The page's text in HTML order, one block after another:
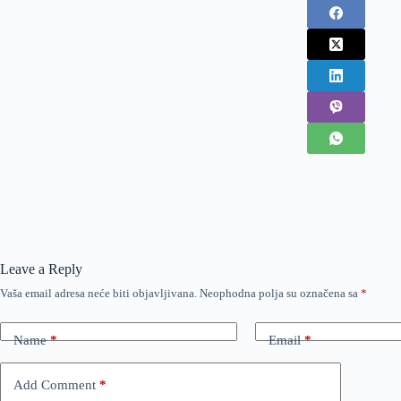
Leave a Reply
Vaša email adresa neće biti objavljivana. Neophodna polja su označena sa *
Name* Email*
Add Comment *